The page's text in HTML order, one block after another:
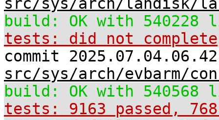
build: OK with 540228
tests: did not complete
commit
src/sys/arch/evbarm/
build: OK with 540568
tests: 9163 passed,